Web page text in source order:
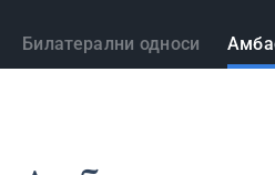
Државе
Билатерални односи